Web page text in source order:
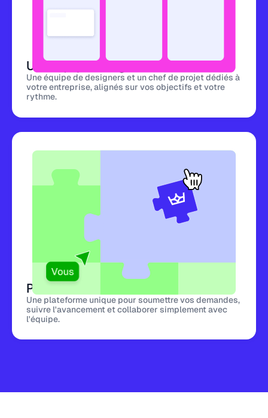
Une équipe design dédiée
Une équipe de designers et un chef de projet dédiés à
votre entreprise, alignés sur vos objectifs et votre
rythme.
Plateforme centralisée
Une plateforme unique pour soumettre vos demandes,
suivre l'avancement et collaborer simplement avec
l'équipe.